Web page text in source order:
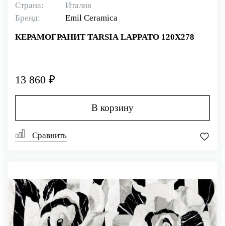
Страна:
Италия
Бренд:
Emil Ceramica
КЕРАМОГРАНИТ TARSIA LAPPATO 120X278
13 860 ₽
В корзину
Сравнить